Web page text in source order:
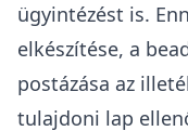
ügyintézést is.
elkészítése, a
postázása az
tulajdoni lap